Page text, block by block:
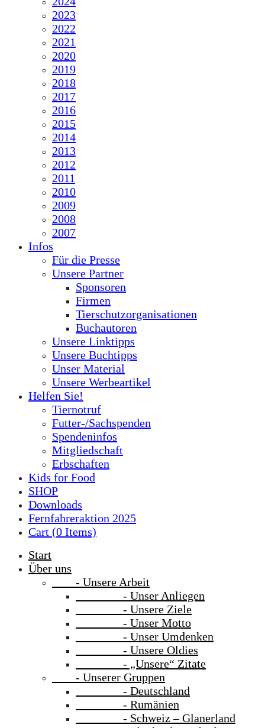
2023
2022
2021
2020
2019
2018
2017
2016
2015
2014
2013
2012
2011
2010
2009
2008
2007
Infos
Für die Presse
Unsere Partner
Sponsoren
Firmen
Tierschutzorganisationen
Buchautoren
Unsere Linktipps
Unsere Buchtipps
Unser Material
Unsere Werbeartikel
Helfen Sie!
Tiernotruf
Futter-/Sachspenden
Spendeninfos
Mitgliedschaft
Erbschaften
Kids for Food
SHOP
Downloads
Fernfahreraktion 2025
Cart (0 Items)
Start
Über uns
- Unsere Arbeit
- Unser Anliegen
- Unsere Ziele
- Unser Motto
- Unser Umdenken
- Unsere Oldies
- „Unsere“ Zitate
- Unserer Gruppen
- Deutschland
- Rumänien
- Schweiz – Glanerland